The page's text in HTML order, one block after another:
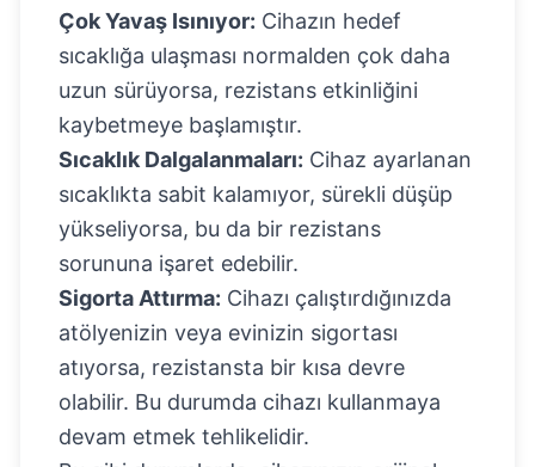
Çok Yavaş Isınıyor: Cihazın hedef
sıcaklığa ulaşması normalden çok daha
uzun sürüyorsa, rezistans etkinliğini
kaybetmeye başlamıştır.
Sıcaklık Dalgalanmaları: Cihaz ayarlanan
sıcaklıkta sabit kalamıyor, sürekli düşüp
yükseliyorsa, bu da bir rezistans
sorununa işaret edebilir.
Sigorta Attırma: Cihazı çalıştırdığınızda
atölyenizin veya evinizin sigortası
atıyorsa, rezistansta bir kısa devre
olabilir. Bu durumda cihazı kullanmaya
devam etmek tehlikelidir.